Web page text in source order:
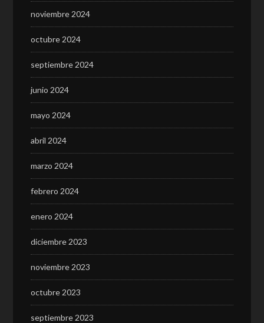
noviembre 2024
octubre 2024
septiembre 2024
junio 2024
mayo 2024
abril 2024
marzo 2024
febrero 2024
enero 2024
diciembre 2023
noviembre 2023
octubre 2023
septiembre 2023